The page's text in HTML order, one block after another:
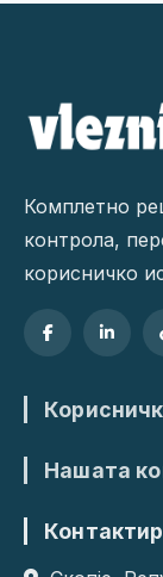
Комплетно
контрола,
корисничко
Нашата